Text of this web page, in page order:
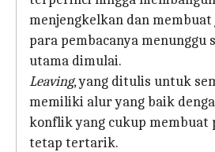
menjengkelkan dan
para pembacanya menunggu
utama dimulai.
Leaving, yang ditulis untuk
memiliki alur yang baik
konflik yang cukup membuat
tetap tertarik.